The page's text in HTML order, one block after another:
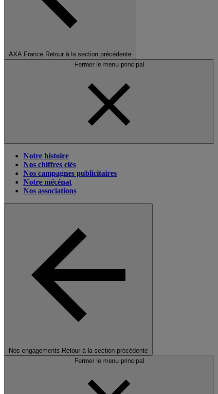
AXA France Retour à la section précédente
Fermer le menu principal
Notre histoire
Nos chiffres clés
Nos campagnes publicitaires
Notre mécénat
Nos associations
Nos engagements Retour à la section précédente
Fermer le menu principal